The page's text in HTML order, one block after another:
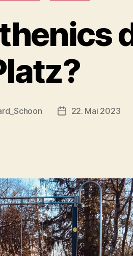
22. Mai 2023